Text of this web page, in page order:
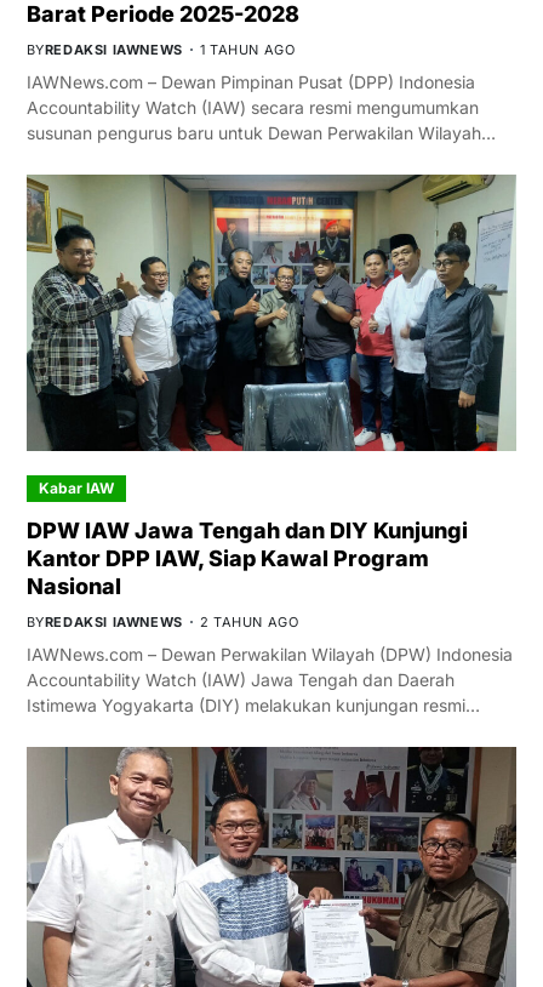
Barat Periode 2025-2028
BYREDAKSI IAWNEWS 1 TAHUN AGO
IAWNews.com – Dewan Pimpinan Pusat (DPP) Indonesia
Accountability Watch (IAW) secara resmi mengumumkan
susunan pengurus baru untuk Dewan Perwakilan Wilayah…
Kabar IAW
DPW IAW Jawa Tengah dan DIY Kunjungi
Kantor DPP IAW, Siap Kawal Program
Nasional
BYREDAKSI IAWNEWS 2 TAHUN AGO
IAWNews.com – Dewan Perwakilan Wilayah (DPW) Indonesia
Accountability Watch (IAW) Jawa Tengah dan Daerah
Istimewa Yogyakarta (DIY) melakukan kunjungan resmi…